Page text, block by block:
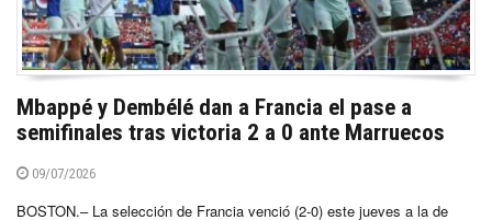
Mbappé y Dembélé dan a Francia el pase a
semifinales tras victoria 2 a 0 ante Marruecos
09/07/2026
BOSTON.– La selección de Francia venció (2-0) este jueves a la de